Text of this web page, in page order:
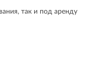
так и под аренду